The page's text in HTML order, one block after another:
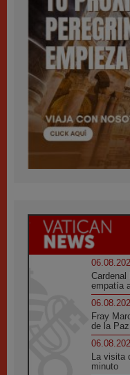
empatía
Fray
de la
La
minuto